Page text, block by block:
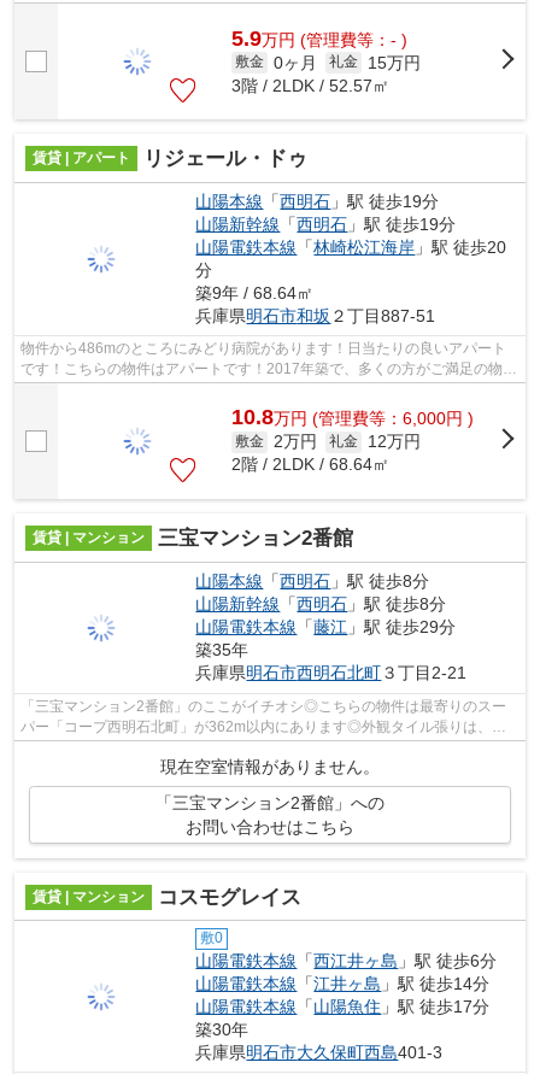
5.9万円 (管理費等：- )
敷金 0ヶ月 礼金
15万円
3階 / 2LDK / 52.57㎡
賃貸 | アパート リジェール・ドゥ
山陽本線 「西明石 」駅 徒歩19分
山陽新幹線 「西明石 」駅 徒歩19分
山陽電鉄本線 「林崎松江海岸 」駅 徒歩20
分
築9年 / 68.64㎡
兵庫県明石市和坂 ２丁目887-51
物件から486mのところにみどり病院があります！日当たりの良いアパート
です！こちらの物件はアパートです！2017年築で、多くの方がご満足の物件
はこちらです！気になる情報を見つけた...
10.8万円 (管理費等：6,000円 )
敷金 2万円 礼金
12万円
2階 / 2LDK / 68.64㎡
賃貸 | マンション 三宝マンション2番館
山陽本線 「西明石 」駅 徒歩8分
山陽新幹線 「西明石 」駅 徒歩8分
山陽電鉄本線 「藤江 」駅 徒歩29分
築35年
兵庫県明石市西明石北町３丁目2-21
「三宝マンション2番館」のここがイチオシ◎こちらの物件は最寄りのスー
パー「コープ西明石北町」が362m以内にあります◎外観タイル張りは、ラ
ンニングコストがあまりかかりません◎こち...
現在空室情報がありません。
「三宝マンション2番館」への
お問い合わせはこちら
賃貸 | マンション コスモグレイス
敷0
山陽電鉄本線 「西江井ヶ島 」駅 徒歩6分
山陽電鉄本線 「江井ヶ島 」駅 徒歩14分
山陽電鉄本線 「山陽魚住 」駅 徒歩17分
築30年
兵庫県明石市大久保町西島401-3